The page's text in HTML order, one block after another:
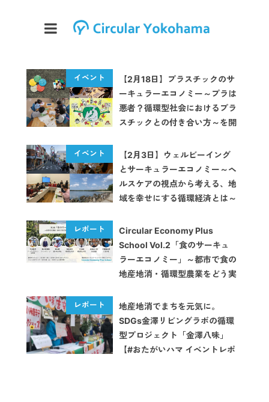
【2月18日】プラスチックのサ
ーキュラーエコノミー～プラは
悪者？循環型社会におけるプラ
スチックとの付き合い方～を開
【2月3日】ウェルビーイング
とサーキュラーエコノミー～ヘ
ルスケアの視点から考える、地
域を幸せにする循環経済とは～
Circular Economy Plus
School Vol.2「食のサーキュ
ラーエコノミー」～都市で食の
地産地消・循環型農業をどう実
ト】
地産地消でまちを元気に。
SDGs金澤リビングラボの循環
型プロジェクト「金澤八味」
【#おたがいハマ イベントレポ